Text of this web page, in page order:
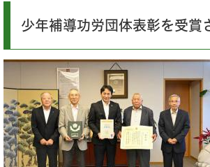
少年補導功労団体表彰を受賞